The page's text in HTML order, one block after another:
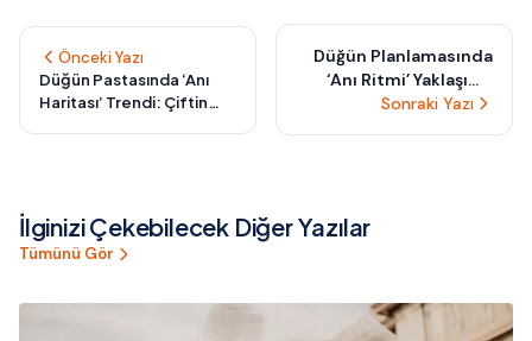
Önceki Yazı
Düğün Pastasında ‘Anı
Haritası’ Trendi: Çiftin
Sonraki Yazı
Düğün Planlamasında
‘Anı Ritmi’ Yaklaşımı:
Gününüzü Kalp
İlginizi Çekebilecek Diğer Yazılar
Tümünü Gör